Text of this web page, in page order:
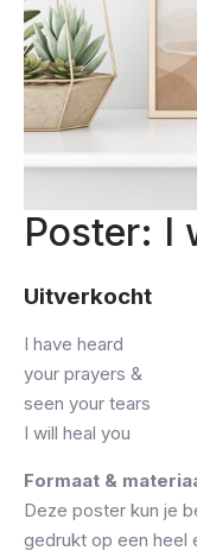
Poster: I
Uitverkocht
I have heard
your prayers &
seen your tears
I will heal you
Formaat &
Deze poster kun je
gedrukt op een heel